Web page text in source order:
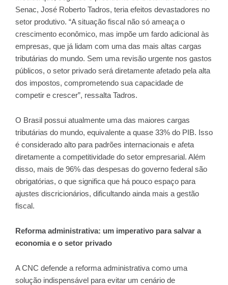
Senac, José Roberto Tadros, teria efeitos devastadores no
setor produtivo. “A situação fiscal não só ameaça o
crescimento econômico, mas impõe um fardo adicional às
empresas, que já lidam com uma das mais altas cargas
tributárias do mundo. Sem uma revisão urgente nos gastos
públicos, o setor privado será diretamente afetado pela alta
dos impostos, comprometendo sua capacidade de
competir e crescer”, ressalta Tadros.
O Brasil possui atualmente uma das maiores cargas
tributárias do mundo, equivalente a quase 33% do PIB. Isso
é considerado alto para padrões internacionais e afeta
diretamente a competitividade do setor empresarial. Além
disso, mais de 96% das despesas do governo federal são
obrigatórias, o que significa que há pouco espaço para
ajustes discricionários, dificultando ainda mais a gestão
fiscal.
Reforma administrativa: um imperativo para salvar a
economia e o setor privado
A CNC defende a reforma administrativa como uma
solução indispensável para evitar um cenário de